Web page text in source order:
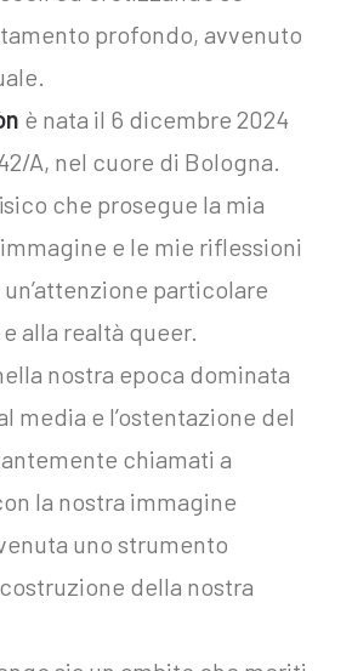
profondo, avvenuto
è nata il 6 dicembre 2024
A, nel cuore di Bologna.
che prosegue la mia
e le mie riflessioni
particolare
alla realtà queer.
nostra epoca dominata
media e l’ostentazione del
chiamati a
la nostra immagine
uno strumento
della nostra